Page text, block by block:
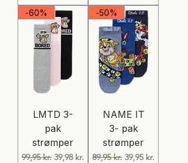
-60%
LMTD 3-
pak
strømper
Regulær pris
99,95 kr. Salgspris
39,98 kr.
-50%
NAME IT
3- pak
strømper
Regulær pris
89,95 kr. Salgspris
39,95 kr.